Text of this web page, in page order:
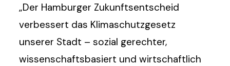
„Der Hamburger Zukunftsentscheid
verbessert das Klimaschutzgesetz
unserer Stadt – sozial gerechter,
wissenschaftsbasiert und wirtschaftlich